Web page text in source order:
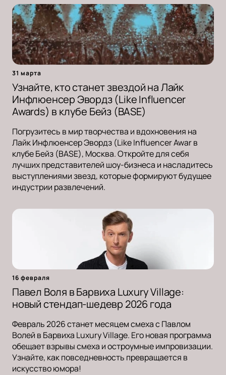
31 марта
Узнайте, кто станет звездой на Лайк
Инфлюенсер Эвордз (Like Influencer
Awards) в клубе Бейз (BASE)
Погрузитесь в мир творчества и вдохновения на
Лайк Инфлюенсер Эвордз (Like Influencer Awar в
клубе Бейз (BASE), Москва. Откройте для себя
лучших представителей шоу-бизнеса и насладитесь
выступлениями звезд, которые формируют будущее
индустрии развлечений.
16 февраля
Павел Воля в Барвиха Luxury Village:
новый стендап-шедевр 2026 года
Февраль 2026 станет месяцем смеха с Павлом
Волей в Барвиха Luxury Village. Его новая программа
обещает взрывы смеха и остроумные импровизации.
Узнайте, как повседневность превращается в
искусство юмора!